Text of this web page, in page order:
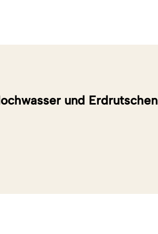
und Erdrutschen